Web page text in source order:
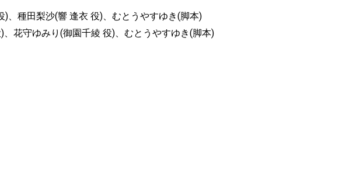
、種田梨沙(響 逢衣 役)、むとうやすゆき(脚本)
花守ゆみり(御園千綾 役)、むとうやすゆき(脚本)